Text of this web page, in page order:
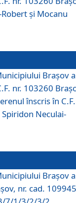
și Mocanu
Braşov a
nr. 103260
înscris în
Neculai-
Braşov a
nr. cad.